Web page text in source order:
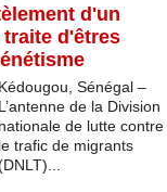
d'un
traite d'êtres
Kédougou, Sénégal –
L’antenne de la Division
nationale de lutte contre
le trafic de migrants